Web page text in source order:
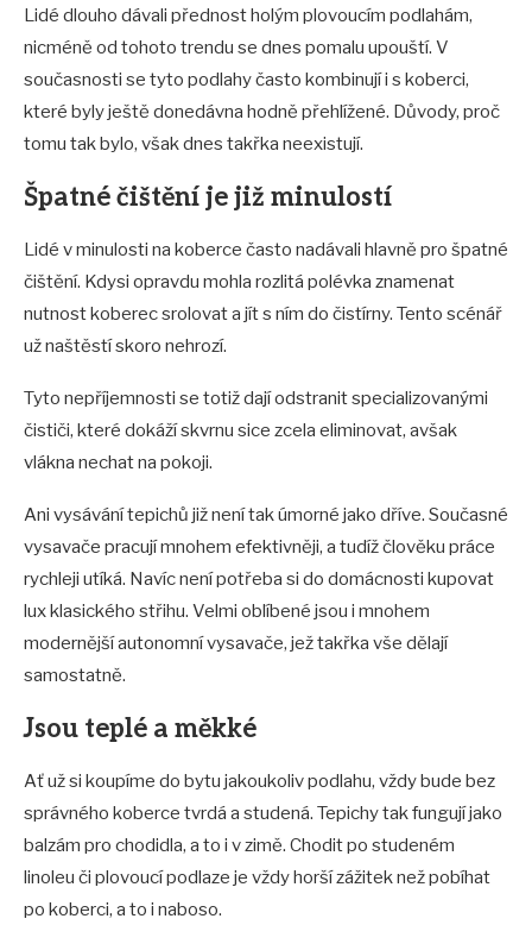
Lidé dlouho dávali přednost holým plovoucím podlahám,
nicméně od tohoto trendu se dnes pomalu upouští. V
současnosti se tyto podlahy často kombinují i s koberci,
které byly ještě donedávna hodně přehlížené. Důvody, proč
tomu tak bylo, však dnes takřka neexistují.
Špatné čištění je již minulostí
Lidé v minulosti na koberce často nadávali hlavně pro špatné
čištění. Kdysi opravdu mohla rozlitá polévka znamenat
nutnost koberec srolovat a jít s ním do čistírny. Tento scénář
už naštěstí skoro nehrozí.
Tyto nepříjemnosti se totiž dají odstranit specializovanými
čističi, které dokáží skvrnu sice zcela eliminovat, avšak
vlákna nechat na pokoji.
Ani vysávání tepichů již není tak úmorné jako dříve. Současné
vysavače pracují mnohem efektivněji, a tudíž člověku práce
rychleji utíká. Navíc není potřeba si do domácnosti kupovat
lux klasického střihu. Velmi oblíbené jsou i mnohem
modernější autonomní vysavače, jež takřka vše dělají
samostatně.
Jsou teplé a měkké
Ať už si koupíme do bytu jakoukoliv podlahu, vždy bude bez
správného koberce tvrdá a studená. Tepichy tak fungují jako
balzám pro chodidla, a to i v zimě. Chodit po studeném
linoleu či plovoucí podlaze je vždy horší zážitek než pobíhat
po koberci, a to i naboso.